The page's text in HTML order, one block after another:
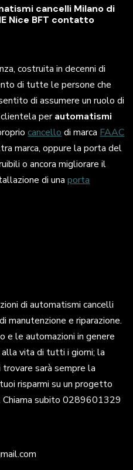
cancelli Milano di
Nice BFT contatto
costruita in decenni di
di tutte le persone che
di assumere un ruolo di
perautomatismi
cancello di marca FAAC
marca, oppure la porta del
o ancora migliorare il
di unaporta
di automatismi cancelli
manutenzione e riparazione.
e le automazioni in genere
vita di tutti i giorni; la
sarà sempre la
risparmi su un progetto
Chiama subito 0289601329